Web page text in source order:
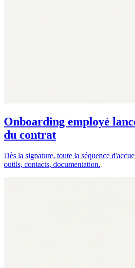
Onboarding employé
du contrat
Dès la signature, toute la séquence
outils, contacts, documentation.